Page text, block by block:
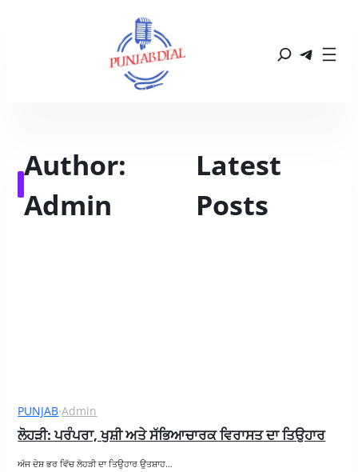
Author:
Admin
Latest
Posts
PUNJAB·Admin
ਲੋਹੜੀ: ਪਰੰਪਰਾ, ਖੁਸ਼ੀ ਅਤੇ ਸੱਭਿਆਚਾਰਕ ਵਿਰਾਸਤ ਦਾ ਤਿਉਹਾਰ
ਅੱਜ ਦੇਸ਼ ਭਰ ਵਿੱਚ ਲੋਹੜੀ ਦਾ ਤਿਉਹਾਰ ਉਤਸ਼ਾਹ…